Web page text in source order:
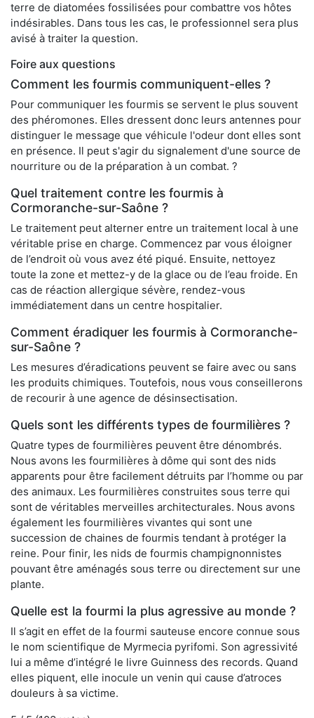
terre de diatomées fossilisées pour combattre vos hôtes
indésirables. Dans tous les cas, le professionnel sera plus
avisé à traiter la question.
Foire aux questions
Comment les fourmis communiquent-elles ?
Pour communiquer les fourmis se servent le plus souvent
des phéromones. Elles dressent donc leurs antennes pour
distinguer le message que véhicule l'odeur dont elles sont
en présence. Il peut s'agir du signalement d'une source de
nourriture ou de la préparation à un combat. ?
Quel traitement contre les fourmis à
Cormoranche-sur-Saône ?
Le traitement peut alterner entre un traitement local à une
véritable prise en charge. Commencez par vous éloigner
de l’endroit où vous avez été piqué. Ensuite, nettoyez
toute la zone et mettez-y de la glace ou de l’eau froide. En
cas de réaction allergique sévère, rendez-vous
immédiatement dans un centre hospitalier.
Comment éradiquer les fourmis à Cormoranche-
sur-Saône ?
Les mesures d’éradications peuvent se faire avec ou sans
les produits chimiques. Toutefois, nous vous conseillerons
de recourir à une agence de désinsectisation.
Quels sont les différents types de fourmilières ?
Quatre types de fourmilières peuvent être dénombrés.
Nous avons les fourmilières à dôme qui sont des nids
apparents pour être facilement détruits par l’homme ou par
des animaux. Les fourmilières construites sous terre qui
sont de véritables merveilles architecturales. Nous avons
également les fourmilières vivantes qui sont une
succession de chaines de fourmis tendant à protéger la
reine. Pour finir, les nids de fourmis champignonnistes
pouvant être aménagés sous terre ou directement sur une
plante.
Quelle est la fourmi la plus agressive au monde ?
Il s’agit en effet de la fourmi sauteuse encore connue sous
le nom scientifique de Myrmecia pyrifomi. Son agressivité
lui a même d’intégré le livre Guinness des records. Quand
elles piquent, elle inocule un venin qui cause d’atroces
douleurs à sa victime.